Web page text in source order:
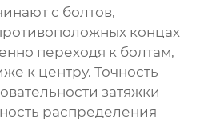
с болтов,
концах
переходя к болтам,
к центру. Точность
затяжки
распределения